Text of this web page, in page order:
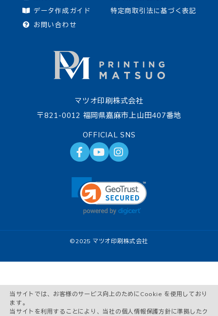
マツオ印刷株式会社
〒821-0012 福岡県嘉麻市上山田407番地
OFFICIAL SNS
データ作成ガイド
お問い合わせ
特定商取引法に基づく表記
当サイトでは、お客様のサービス向上のためにCookie を使用しており
ます。
当サイトを利用することにより、当社の個人情報保護方針に準拠したク
© 2025 マツオ印刷株式会社